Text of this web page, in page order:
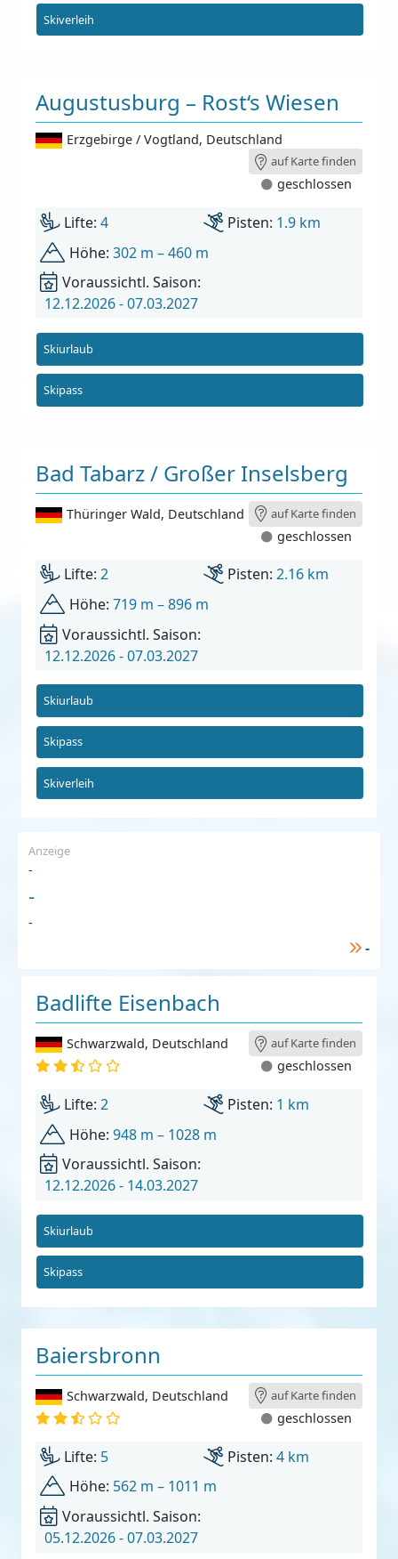
Skiverleih
Augustusburg – Rost‘s Wiesen
Erzgebirge / Vogtland, Deutschland
auf Karte finden
geschlossen
Lifte: 4 Pisten: 1.9 km
Höhe: 302 m – 460 m
Voraussichtl. Saison:
12.12.2026 - 07.03.2027
Skiurlaub
Skipass
Bad Tabarz / Großer Inselsberg
Thüringer Wald, Deutschland auf Karte finden
geschlossen
Lifte: 2 Pisten: 2.16 km
Höhe: 719 m – 896 m
Voraussichtl. Saison:
12.12.2026 - 07.03.2027
Skiurlaub
Skipass
Skiverleih
Anzeige
-
-
-
-
Badlifte Eisenbach
Schwarzwald, Deutschland auf Karte finden
geschlossen
Lifte: 2 Pisten: 1 km
Höhe: 948 m – 1028 m
Voraussichtl. Saison:
12.12.2026 - 14.03.2027
Skiurlaub
Skipass
Baiersbronn
Schwarzwald, Deutschland auf Karte finden
geschlossen
Lifte: 5 Pisten: 4 km
Höhe: 562 m – 1011 m
Voraussichtl. Saison:
05.12.2026 - 07.03.2027